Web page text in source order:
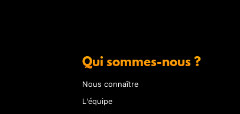
Qui sommes-nous ?
Nous connaître
L'équipe